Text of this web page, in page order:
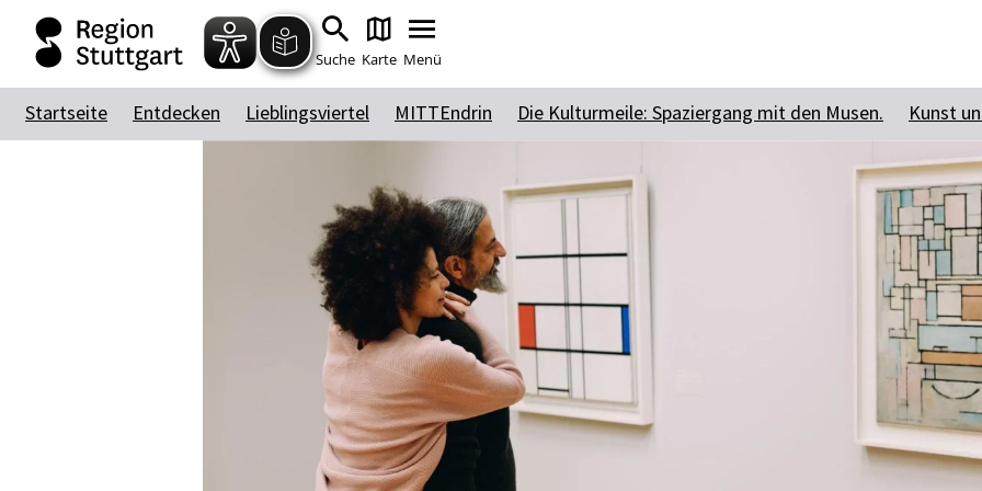
Suche Karte Menü
Startseite Entdecken Lieblingsviertel MITTEndrin Die Kulturmeile: Spaziergang mit den Musen. Kunst